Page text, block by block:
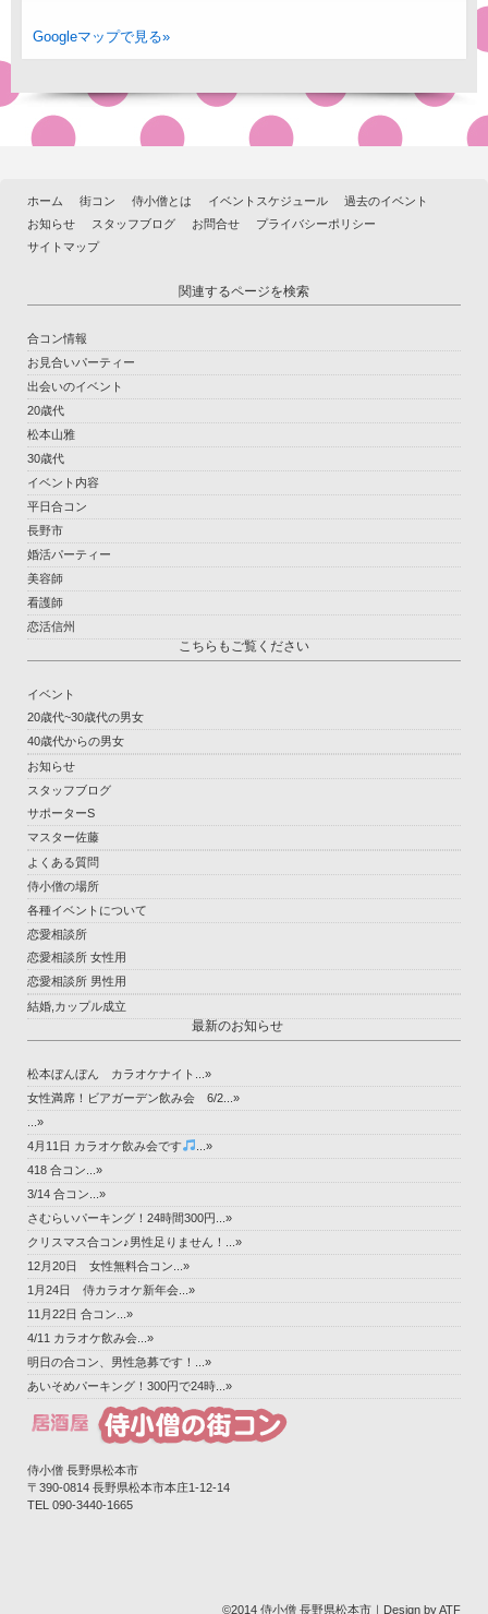
Googleマップで見る»
ホーム 街コン 侍小僧とは イベントスケジュール
過去のイベント
お知らせ
スタッフブログ お問合せ
プライバシーポリシー
サイトマップ
関連するページを検索
合コン情報
お見合いパーティー
出会いのイベント
20歳代
松本山雅
30歳代
イベント内容
平日合コン
長野市
婚活パーティー
美容師
看護師
恋活信州
こちらもご覧ください
イベント
20歳代~30歳代の男女
40歳代からの男女
お知らせ
スタッフブログ
サポーターS
マスター佐藤
よくある質問
侍小僧の場所
各種イベントについて
恋愛相談所
恋愛相談所 女性用
恋愛相談所 男性用
結婚,カップル成立
最新のお知らせ
松本ぼんぼん カラオケナイト...»
女性満席！ビアガーデン飲み会 6/2...»
...»
4月11日 カラオケ飲み会です
...»
418 合コン...»
3/14 合コン...»
さむらいパーキング！24時間300円...»
クリスマス合コン♪男性足りません！...»
12月20日 女性無料合コン...»
1月24日 侍カラオケ新年会...»
11月22日 合コン...»
4/11 カラオケ飲み会...»
明日の合コン、男性急募です！...»
あいそめパーキング！300円で24時...»
侍小僧 長野県松本市
〒390-0814 長野県松本市本庄1-12-14‎
TEL 090-3440-1665
©2014 侍小僧 長野県松本市｜Design by ATF